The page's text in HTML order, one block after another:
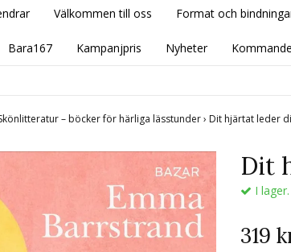
Välkommen till oss Format och
Bara167 Kampanjpris Nyheter Kommande
– böcker för härliga lässtunder› Dit hjärtat leder
Dit
I lager.
319